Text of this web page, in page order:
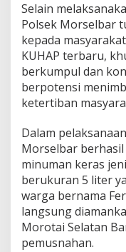
Selain
Polsek Morselbar
kepada
KUHAP terbaru,
berkumpul dan
berpotensi
ketertiban
Dalam
Morselbar
minuman keras
berukuran 5 liter
warga bernama
langsung
Morotai Selatan
pemusnahan.